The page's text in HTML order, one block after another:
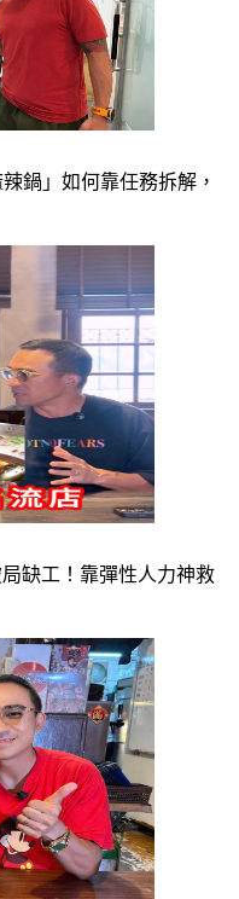
鍋」如何靠任務拆解，
缺工！靠彈性人力神救